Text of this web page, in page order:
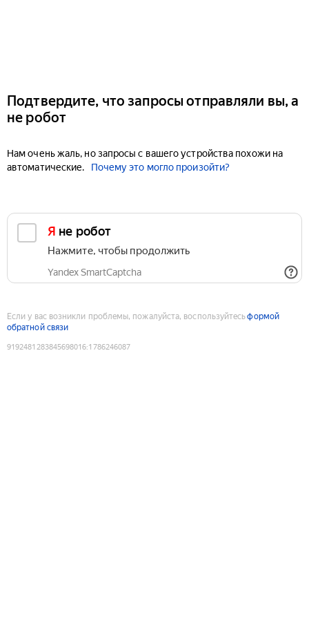
Подтвердите, что запросы отправляли вы, а
не робот
Нам очень жаль, но запросы с вашего устройства похожи на
автоматические.
Почему это могло произойти?
Я не робот
Нажмите, чтобы продолжить
Yandex SmartCaptcha
Если у вас возникли проблемы, пожалуйста, воспользуйтесьформой
обратной связи
9192481283845698016:1786246087